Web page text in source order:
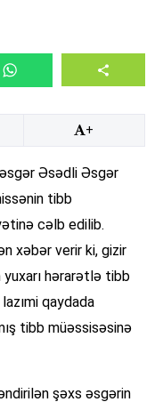
+
əsgər Əsədli Əsgər
tibb
cəlb edilib.
xəbər verir ki, gizir
hərarətlə tibb
qaydada
tibb müəssisəsinə
şəxs əsgərin